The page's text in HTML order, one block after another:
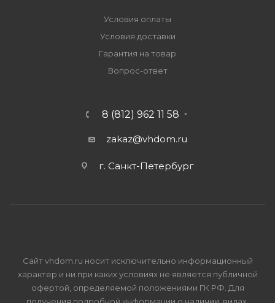
Условия оплаты
Условия доставки
Гарантия на товар
Вопрос-ответ
8 (812) 962 11 58
zakaz@vhdom.ru
г. Санкт-Петербург
Сайт vhdom.ru носит исключительно информационный
характер и ни при каких условиях не является публичной
офертой, определяемой положениями ГК РФ. Для